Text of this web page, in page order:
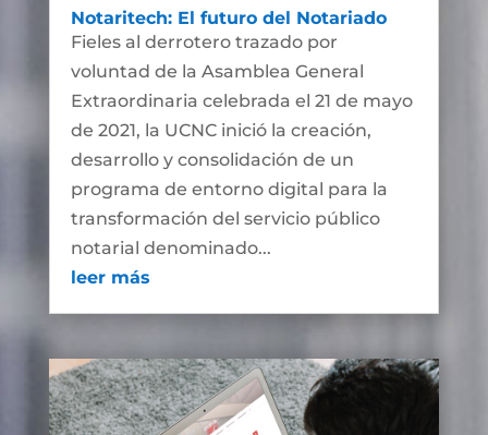
Notaritech: El futuro del Notariado
Fieles al derrotero trazado por
voluntad de la Asamblea General
Extraordinaria celebrada el 21 de mayo
de 2021, la UCNC inició la creación,
desarrollo y consolidación de un
programa de entorno digital para la
transformación del servicio público
notarial denominado...
leer más